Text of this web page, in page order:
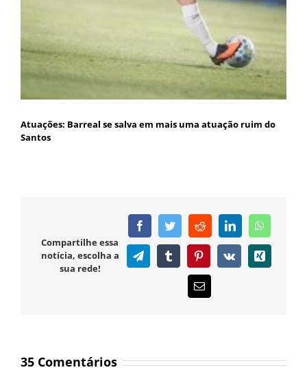
Atuações: Barreal se salva em mais uma atuação ruim do
Santos
Compartilhe essa
notícia, escolha a
sua rede!
FacebookTwitterRedditLinkedIn
TelegramTumblr PinterestVk Xing
E-
mail
35 Comentários